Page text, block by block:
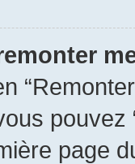
pouvez
page